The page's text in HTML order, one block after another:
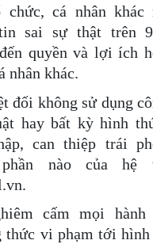
chức, cá nhân khác
sai sự thật trên
quyền và lợi ích
nhân khác.
đối không sử dụng
hay bất kỳ hình
can thiệp trái
nào của hệ
cấm mọi
thức vi phạm tới hình